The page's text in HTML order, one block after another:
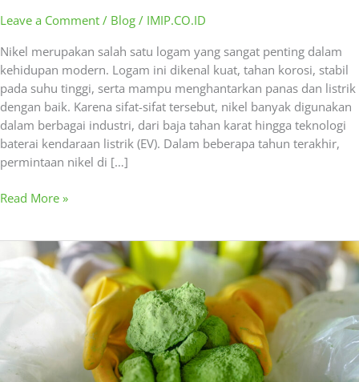
Leave a Comment / Blog / IMIP.CO.ID
Nikel merupakan salah satu logam yang sangat penting dalam
kehidupan modern. Logam ini dikenal kuat, tahan korosi, stabil
pada suhu tinggi, serta mampu menghantarkan panas dan listrik
dengan baik. Karena sifat-sifat tersebut, nikel banyak digunakan
dalam berbagai industri, dari baja tahan karat hingga teknologi
baterai kendaraan listrik (EV). Dalam beberapa tahun terakhir,
permintaan nikel di […]
Read More »
Saprolit
Tak
Sama